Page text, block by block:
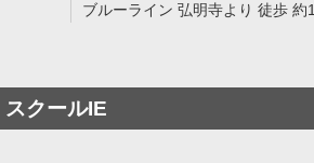
ブルーライン 弘明寺より 徒歩 約
スクールIE